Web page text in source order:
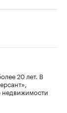
20 лет. В
недвижимости